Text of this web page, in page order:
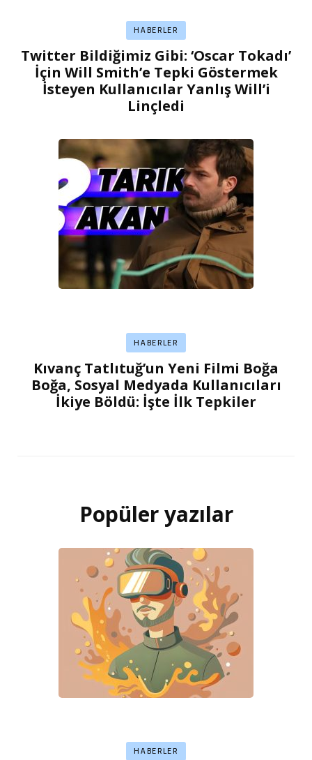
HABERLER
Twitter Bildiğimiz Gibi: ‘Oscar Tokadı’
İçin Will Smith’e Tepki Göstermek
İsteyen Kullanıcılar Yanlış Will’i
Linçledi
HABERLER
Kıvanç Tatlıtuğ’un Yeni Filmi Boğa
Boğa, Sosyal Medyada Kullanıcıları
İkiye Böldü: İşte İlk Tepkiler
Popüler yazılar
HABERLER